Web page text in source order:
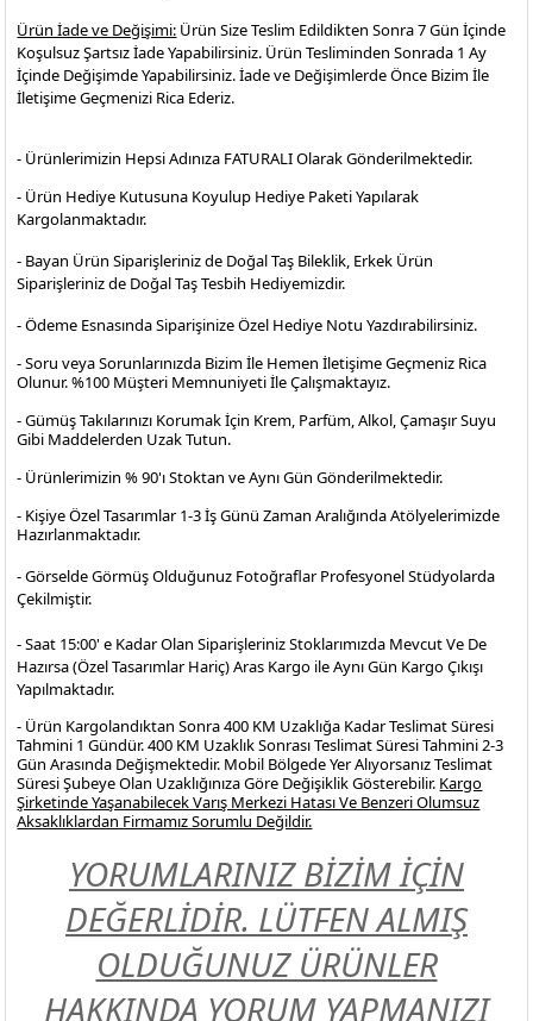
Ürün İade ve Değişimi: Ürün Size Teslim Edildikten Sonra 7 Gün İçinde
Koşulsuz Şartsız İade Yapabilirsiniz. Ürün Tesliminden Sonrada 1 Ay
İçinde Değişimde Yapabilirsiniz. İade ve Değişimlerde Önce Bizim İle
İletişime Geçmenizi Rica Ederiz.
- Ürünlerimizin Hepsi Adınıza FATURALI Olarak Gönderilmektedir.
- Ürün Hediye Kutusuna Koyulup Hediye Paketi Yapılarak
Kargolanmaktadır.
- Bayan Ürün Siparişleriniz de Doğal Taş Bileklik, Erkek Ürün
Siparişleriniz de Doğal Taş Tesbih Hediyemizdir.
- Ödeme Esnasında Siparişinize Özel Hediye Notu Yazdırabilirsiniz.
- Soru veya Sorunlarınızda Bizim İle Hemen İletişime Geçmeniz Rica
Olunur. %100 Müşteri Memnuniyeti İle Çalışmaktayız.
- Gümüş Takılarınızı Korumak İçin Krem, Parfüm, Alkol, Çamaşır Suyu
Gibi Maddelerden Uzak Tutun.
- Ürünlerimizin % 90'ı Stoktan ve Aynı Gün Gönderilmektedir.
- Kişiye Özel Tasarımlar 1-3 İş Günü Zaman Aralığında Atölyelerimizde
Hazırlanmaktadır.
- Görselde Görmüş Olduğunuz Fotoğraflar ProfesyonelStüdyolarda
Çekilmiştir.
- Saat 15:00' e Kadar Olan Siparişleriniz Stoklarımızda Mevcut Ve De
Hazırsa (Özel Tasarımlar Hariç) Aras Kargo ile Aynı Gün Kargo Çıkışı
Yapılmaktadır.
- Ürün Kargolandıktan Sonra 400 KM Uzaklığa Kadar Teslimat Süresi
Tahmini 1 Gündür. 400 KM Uzaklık Sonrası Teslimat Süresi Tahmini 2-3
Gün Arasında Değişmektedir. Mobil Bölgede Yer Alıyorsanız Teslimat
Süresi Şubeye Olan Uzaklığınıza Göre Değişiklik Gösterebilir. Kargo
Şirketinde Yaşanabilecek Varış Merkezi Hatası Ve Benzeri Olumsuz
Aksaklıklardan Firmamız Sorumlu Değildir.
YORUMLARINIZ BİZİM İÇİN
DEĞERLİDİR. LÜTFEN ALMIŞ
OLDUĞUNUZ ÜRÜNLER
HAKKINDA YORUM YAPMANIZI